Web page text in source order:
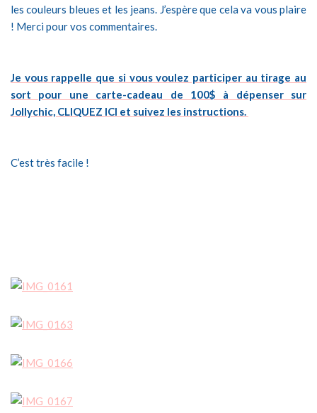
les couleurs bleues et les jeans. J’espère que cela va vous plaire
! Merci pour vos commentaires.
Je vous rappelle que si vous voulez participer au tirage au
sort pour une carte-cadeau de 100$ à dépenser sur
Jollychic, CLIQUEZ ICI et suivez les instructions.
C’est très facile !